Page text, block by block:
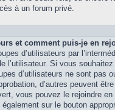
à un forum privé.
et comment puis-je en
d’utilisateurs par
l’utilisateur. Si vous
d’utilisateurs ne sont pas
d’autres peuvent
vous pouvez le rejoindre en
sur le bouton